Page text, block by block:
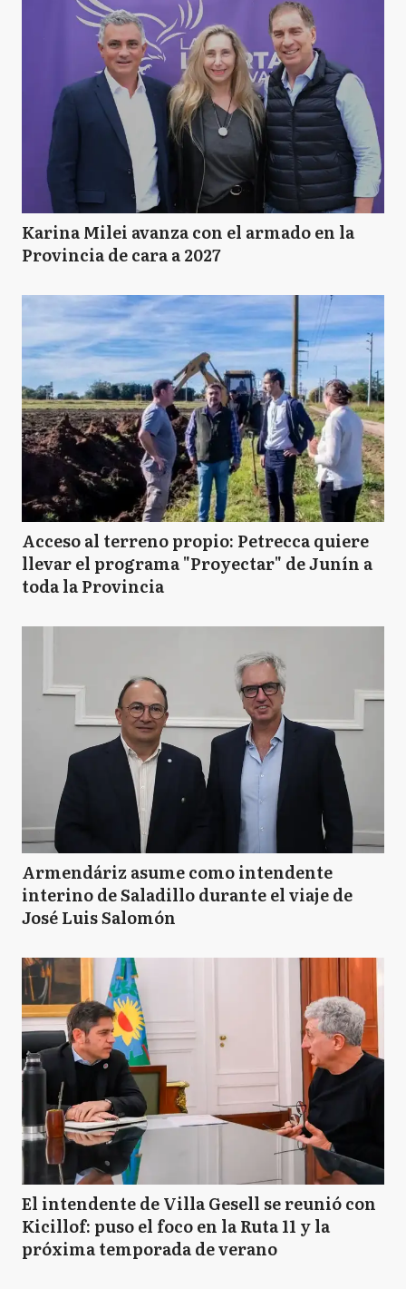
Karina Milei avanza con el armado en la
Provincia de cara a 2027
Acceso al terreno propio: Petrecca quiere
llevar el programa "Proyectar" de Junín a
toda la Provincia
Armendáriz asume como intendente
interino de Saladillo durante el viaje de
José Luis Salomón
El intendente de Villa Gesell se reunió con
Kicillof: puso el foco en la Ruta 11 y la
próxima temporada de verano